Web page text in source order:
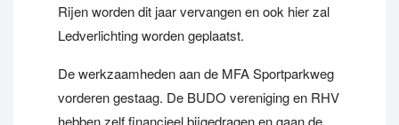
Rijen worden dit jaar vervangen en ook hier zal
Ledverlichting worden geplaatst.
De werkzaamheden aan de MFA Sportparkweg
vorderen gestaag. De BUDO vereniging en RHV
hebben zelf financieel bijgedragen en gaan de